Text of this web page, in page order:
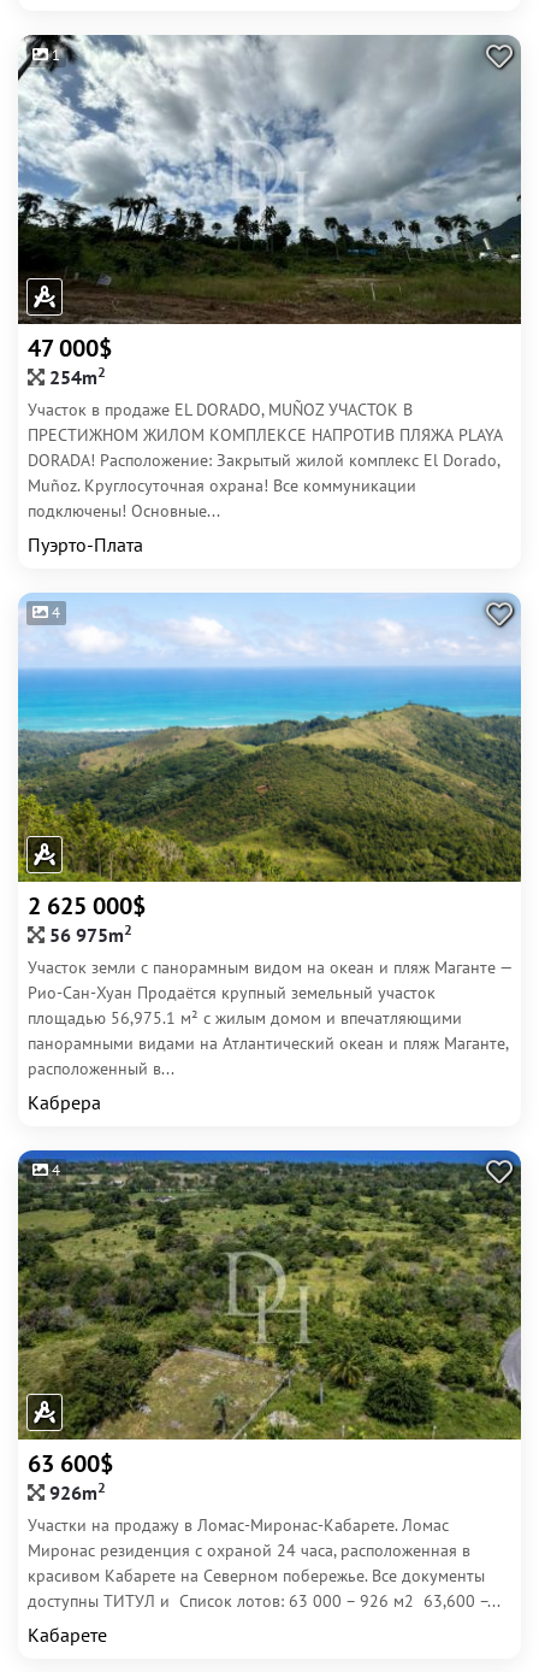
1
47 000$
254m2
Участок в продаже EL DORADO, MUÑOZ УЧАСТОК В
ПРЕСТИЖНОМ ЖИЛОМ КОМПЛЕКСЕ НАПРОТИВ ПЛЯЖА PLAYA
DORADA! Расположение: Закрытый жилой комплекс El Dorado,
Muñoz. Круглосуточная охрана! Все коммуникации
подключены! Основные...
Пуэрто-Плата
4
2 625 000$
56 975m2
Участок земли с панорамным видом на океан и пляж Маганте —
Рио-Сан-Хуан Продаётся крупный земельный участок
площадью 56,975.1 м² с жилым домом и впечатляющими
панорамными видами на Атлантический океан и пляж Маганте,
расположенный в...
Кабрера
4
63 600$
926m2
Участки на продажу в Ломас-Миронас-Кабарете. Ломас
Миронас резиденция с охраной 24 часа, расположенная в
красивом Кабарете на Северном побережье. Все документы
доступны ТИТУЛ и Список лотов: 63 000 – 926 м2 63,600 –...
Кабарете